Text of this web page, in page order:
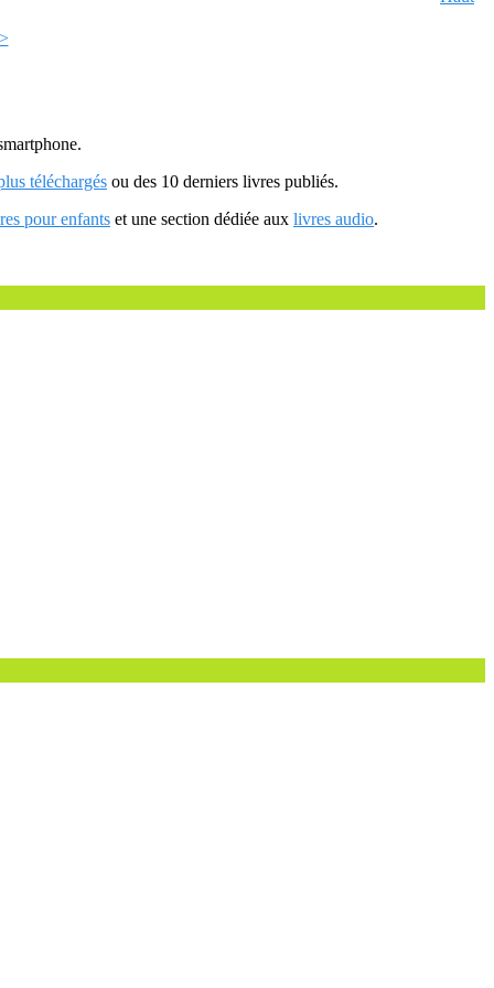
téléchargés ou des 10 derniers livres publiés.
pour enfants et une section dédiée aux livres audio.